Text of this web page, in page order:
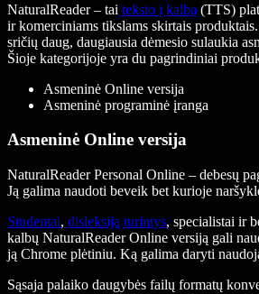
NaturalReader – tai teksto į kalbą (TTS)
ir komerciniams tikslams skirtais
sričių daug, daugiausia dėmesio sulaukia
Šioje kategorijoje yra du pagrindiniai
Asmeninė Online versija
Asmeninė programinė įranga
Asmeninė Online versija
NaturalReader Personal Online – debesų
Ją galima naudoti beveik bet kurioje
Studentai, disleksiją turintys, specialistai ir
kalbų NaturalReader Online versiją gali
ją Chrome plėtiniu. Ką galima daryti
Sąsaja palaiko daugybės failų formatų